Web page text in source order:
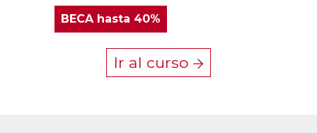
BECA hasta 40%
Ir al curso